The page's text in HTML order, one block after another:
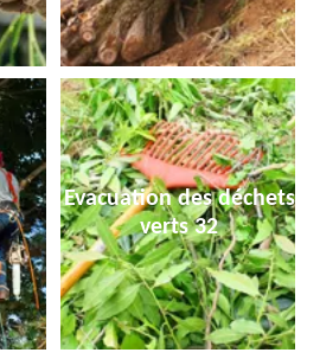
Evacuation des déchets
verts 32